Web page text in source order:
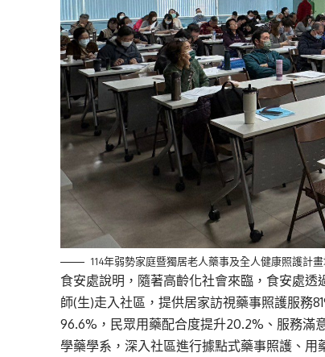
114年弱勢家庭暨獨居老人藥事及全人健康照護計
食安處說明，隨著高齡化社會來臨，食安處
師(生)走入社區，提供居家訪視藥事照護服務
96.6%，民眾用藥配合度提升20.2%、服務滿
學藥學系，深入社區進行據點式藥事照護、用